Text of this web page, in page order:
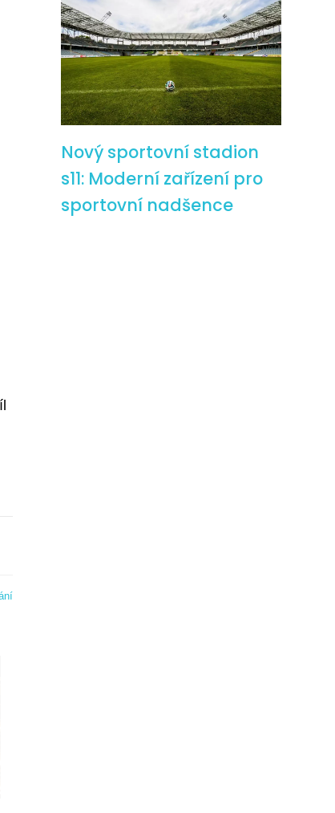
Nový sportovní stadion
s11: Moderní zařízení pro
sportovní nadšence